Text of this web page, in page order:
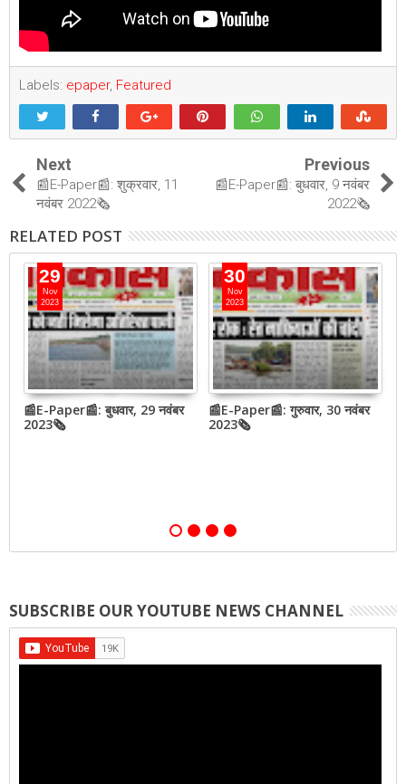
Labels: epaper, Featured
Next
📰E-Paper📰: शुक्रवार, 11
नवंबर 2022🗞
Previous
📰E-Paper📰: बुधवार, 9 नवंबर
2022🗞
RELATED POST
29
Nov
2023
📰E-Paper📰: बुधवार, 29 नवंबर
2023🗞
30
Nov
2023
📰E-Paper📰: गुरुवार, 30 नवंबर
2023🗞
SUBSCRIBE OUR YOUTUBE NEWS CHANNEL